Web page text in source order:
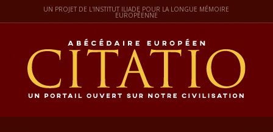
UN PROJET DE L'INSTITUT ILIADE POUR LA LONGUE MÉMOIRE
EUROPÉENNE